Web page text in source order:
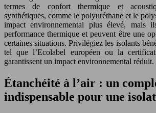
termes de confort thermique et
synthétiques, comme le polyuréthane et le
impact environnemental plus élevé, mais
performance thermique et peuvent être une
certaines situations. Privilégiez les isolants
tel que l’Ecolabel européen ou la
garantissent un impact environnemental réduit.
Étanchéité à l’air : un
indispensable pour une